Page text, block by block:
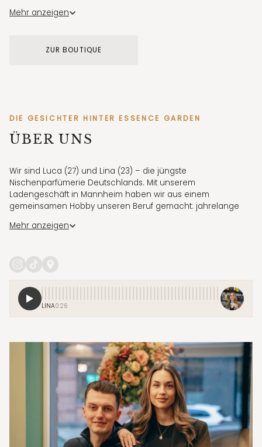
regelmäßig in authentischen Videos auf Instagram und
Mehr anzeigen
ZUR BOUTIQUE
DIE GESICHTER HINTER ESSENCE GARDEN
ÜBER UNS
Wir sind Luca (27) und Lina (23) – die jüngste
Nischenparfümerie Deutschlands. Mit unserem
Ladengeschäft in Mannheim haben wir aus einem
gemeinsamen Hobby unseren Beruf gemacht: jahrelange
Nischenmarken.
Unser Ziel: hochwertige Nischenparfums für eine neue
und mit echter Leidenschaft.
Mehr anzeigen
LINA0:26